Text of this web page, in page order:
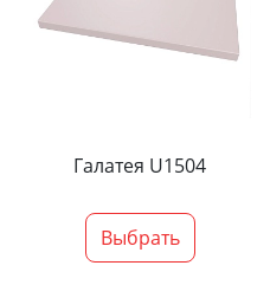
Галатея U1504
Выбрать